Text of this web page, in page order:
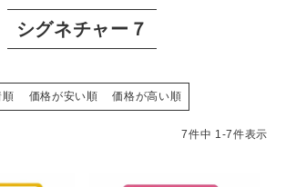
シグネチャー７
順 価格が安い順 価格が高い順
7件中 1-7件表示